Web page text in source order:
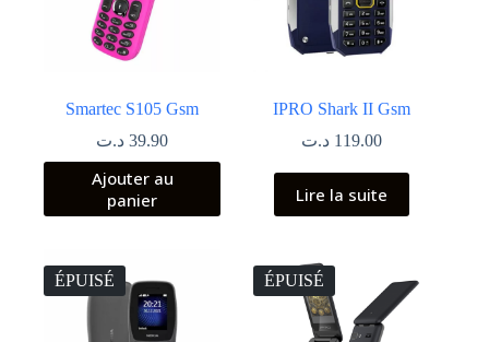
Smartec S105 Gsm
39.90 د.ت
Ajouter au
panier
IPRO Shark II Gsm
119.00 د.ت
Lire la suite
ÉPUISÉ ÉPUISÉ